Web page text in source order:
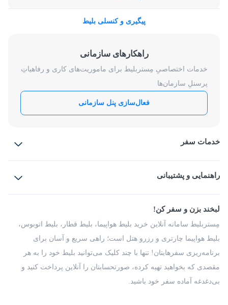
پیگیری و کنسلی بلیط
راهکارهای سازمانی
خدمات اختصاصیِ مِستربلیط برای ماموریت‌های کاری و رفاهیاتِ
پرسنلِ سازمان‌ها
فعال‌سازی پنل سازمانی
خدمات سفر
بلیط قطار
راهنمایی و پشتیبانی
شرایط و مقررات
راهکار سازمانی
فرصت‌های شغلی
درباره ما
لبخند بزن و سفر کن!
مِستربلیط سامانه آنلاین خرید بلیط هواپیما، بلیط قطار، بلیط اتوبوس،
بلیط هواپیما چارتری و رزرو هتل است؛ راهی سریع و آسان برای
برنامه‌ریزی سفرهایتان! تنها با چند کلیک می‌توانید بلیط خود را به هر
مقصدی که بخواهید تهیه کرده، صورتحسابتان را آنلاین پرداخت کنید و
بی‌دغدغه آماده سفر خود باشید.